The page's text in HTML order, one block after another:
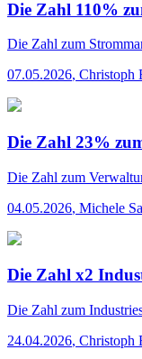
Die Zahl 110%
Die Zahl zum
07.05.2026, Christoph
Die Zahl 23%
Die Zahl zum
04.05.2026, Michele
Die Zahl x2
Die Zahl zum
24.04.2026, Christoph